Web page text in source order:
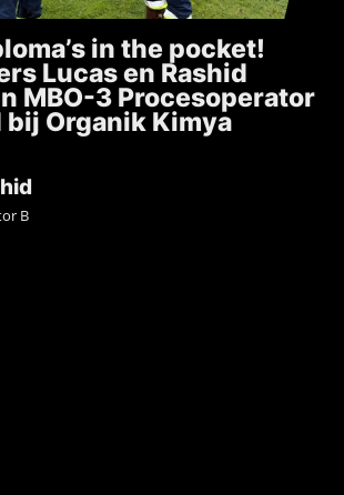
in the pocket!
Lucas en Rashid
MBO-3 Procesoperator
bij Organik Kimya
B